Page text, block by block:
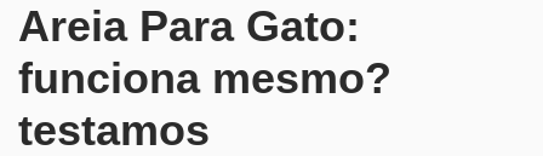
Areia Para Gato:
funciona mesmo?
testamos